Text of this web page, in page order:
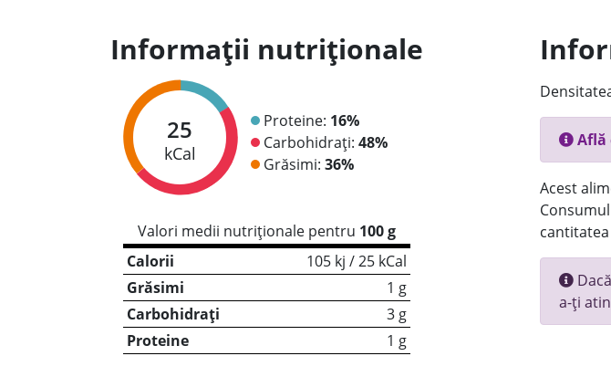
Informații nutriționale
25
kCal
Proteine: 16%
Carbohidrați: 48%
Grăsimi: 36%
Valori medii nutriționale pentru 100 g
Calorii
105 kj / 25 kCal
Grăsimi
1 g
Carbohidrați
3 g
Proteine
1 g
Află
Acest
a-ți